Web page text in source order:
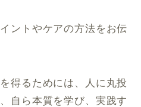
ントやケアの方法をお伝
得るためには、人に丸投
自ら本質を学び、実践す